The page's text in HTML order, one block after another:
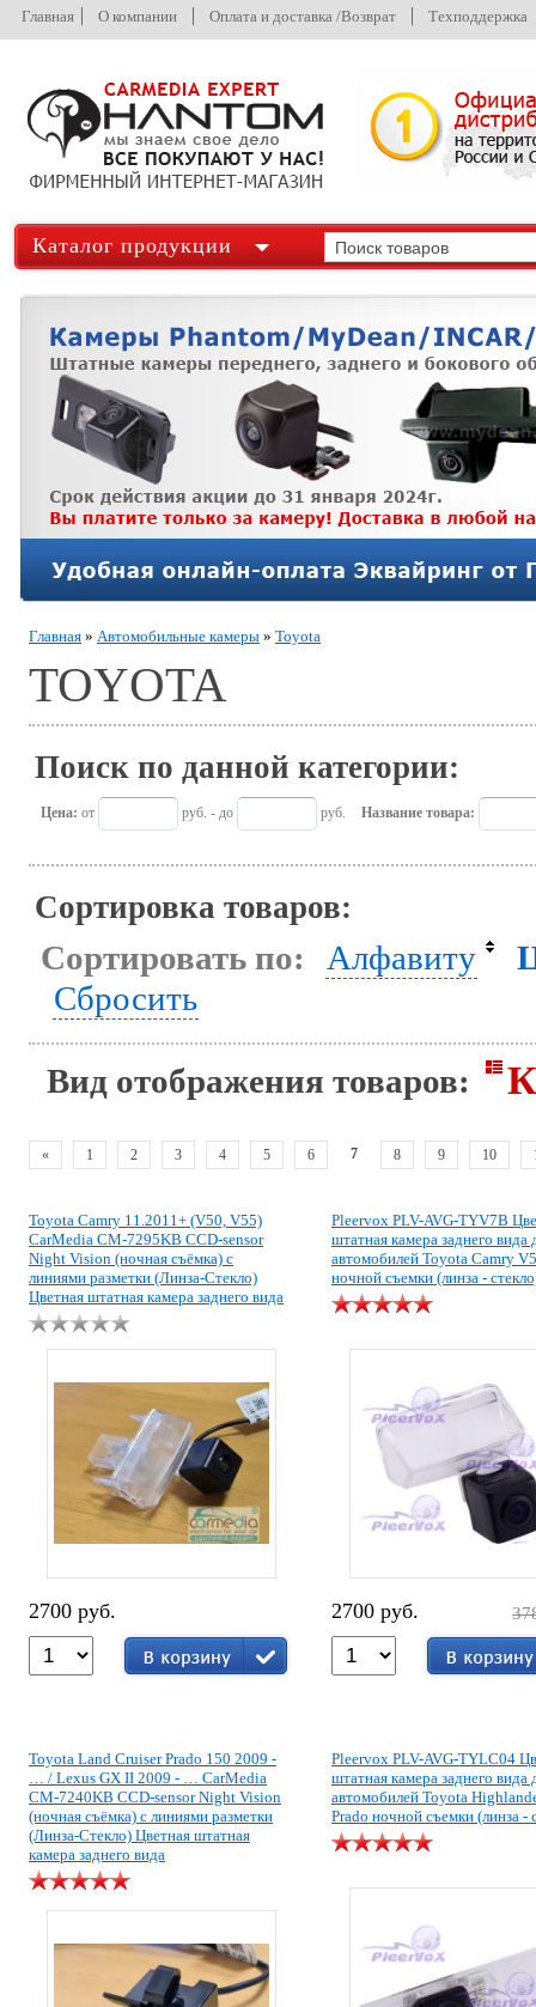
Главная О компании Оплата и доставка /Возврат Техподдержка
Каталог продукции
Главная » Автомобильные камеры » Toyota
TOYOTA
Поиск по данной категории:
Цена: от руб. - до руб. Название товара:
Сортировка товаров:
Сортировать по: Алфавиту
Сбросить
Вид отображения товаров:
« 1 2 3 4 5 6 7 8 9 10
Toyota Camry 11.2011+ (V50, V55)
CarMedia CM-7295KB CCD-sensor
Night Vision (ночная съёмка) с
линиями разметки (Линза-Стекло)
Цветная штатная камера заднего вида
2700 руб.
Pleervox PLV-AVG-TYV7B
штатная камера заднего вида
автомобилей Toyota Camry
ночной съемки (линза -
2700 руб.
Toyota Land Cruiser Prado 150 2009 -
… / Lexus GX II 2009 - … CarMedia
CM-7240KB CCD-sensor Night Vision
(ночная съёмка) с линиями разметки
(Линза-Стекло) Цветная штатная
камера заднего вида
Pleervox PLV-AVG-TYLC04
штатная камера заднего вида
автомобилей Toyota
Prado ночной съемки (линза -